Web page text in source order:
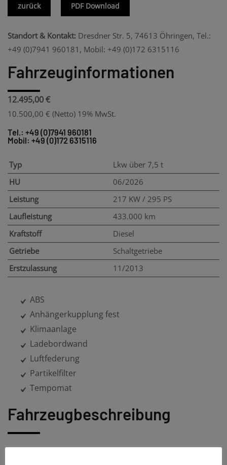
zurück PDF Download
Standort & Kontakt: Dresdner Str. 5, 74613 Öhringen, Tel.:
+49 (0)7941 960181, Mobil: +49 (0)172 6315116
Fahrzeuginformationen
12.495,00 €
10.500,00 € (Netto) 19% MwSt.
Tel.: +49 (0)7941 960181
Mobil: +49 (0)172 6315116
Typ
Lkw über 7,5 t
HU
06/2026
Leistung
217 KW / 295 PS
Laufleistung
433.000 km
Kraftstoff
Diesel
Getriebe
Schaltgetriebe
Erstzulassung
11/2013
ABS
Anhängerkupplung fest
Klimaanlage
Ladebordwand
Luftfederung
Partikelfilter
Tempomat
Fahrzeugbeschreibung